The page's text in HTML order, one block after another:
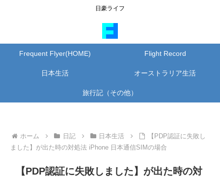
日豪ライフ
Frequent Flyer(HOME) Flight Record
日本生活 オーストラリア生活
旅行記（その他）
ホーム 日記 日本生活
【PDP認証に失敗し
ました】が出た時の対処法 iPhone 日本通信SIMの場合
【PDP認証に失敗しました】が出た時の対